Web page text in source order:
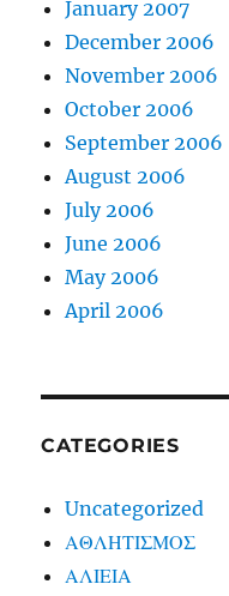
January 2007
December 2006
November 2006
October 2006
September 2006
August 2006
July 2006
June 2006
May 2006
April 2006
CATEGORIES
Uncategorized
ΑΘΛΗΤΙΣΜΟΣ
ΑΛΙΕΙΑ